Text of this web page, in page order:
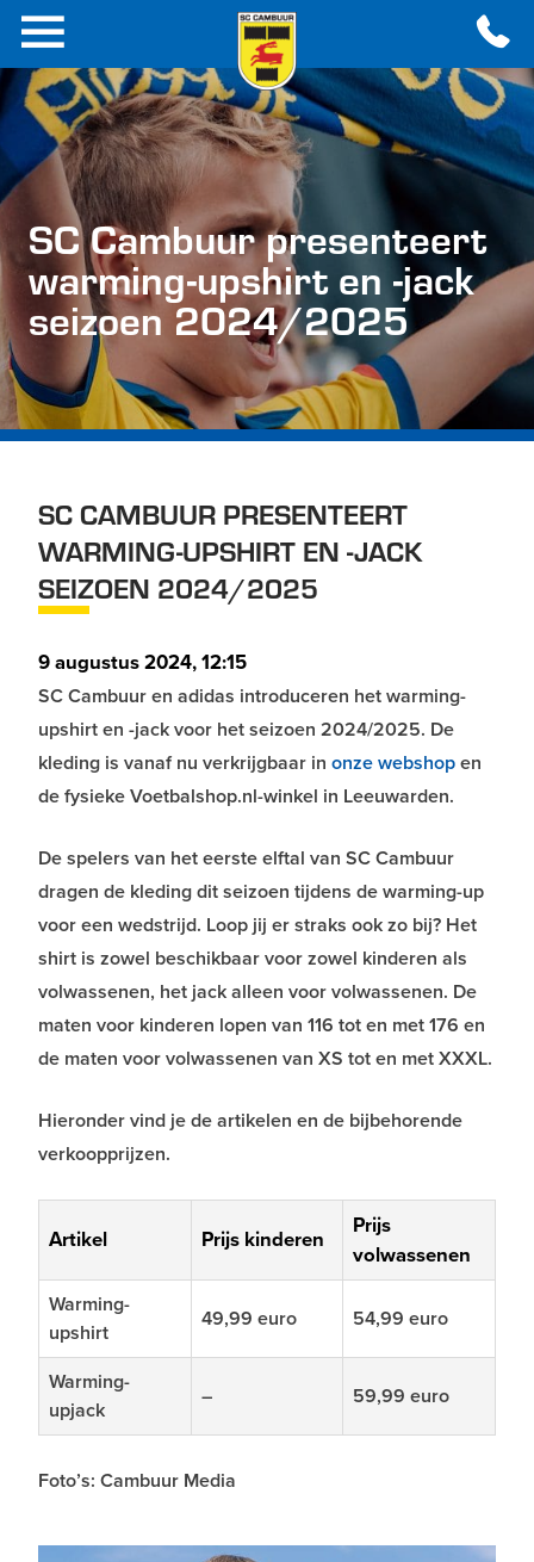
SC Cambuur presenteert
warming-upshirt en -jack
seizoen 2024/2025
SC CAMBUUR PRESENTEERT
WARMING-UPSHIRT EN -JACK
SEIZOEN 2024/2025
9 augustus 2024, 12:15
SC Cambuur en adidas introduceren het warming-
upshirt en -jack voor het seizoen 2024/2025. De
kleding is vanaf nu verkrijgbaar in onze webshopen
de fysieke Voetbalshop.nl-winkel in Leeuwarden.
De spelers van het eerste elftal van SC Cambuur
dragen de kleding dit seizoen tijdens de warming-up
voor een wedstrijd. Loop jij er straks ook zo bij? Het
shirt is zowel beschikbaar voor zowel kinderen als
volwassenen, het jack alleen voor volwassenen. De
maten voor kinderen lopen van 116 tot en met 176 en
de maten voor volwassenen van XS tot en met XXXL.
Hieronder vind je de artikelen en de bijbehorende
verkoopprijzen.
Artikel Prijs kinderen
Prijs
volwassenen
Warming-
upshirt
49,99 euro 54,99 euro
Warming-
upjack
– 59,99 euro
Foto’s: Cambuur Media